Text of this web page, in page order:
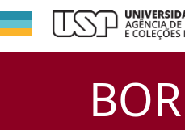
Busca
DSpace/